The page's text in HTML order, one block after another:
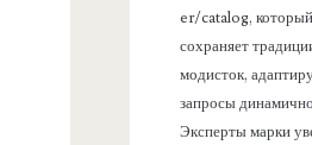
er/catalog,
сохраняет
модисток,
запросы
Эксперты марки